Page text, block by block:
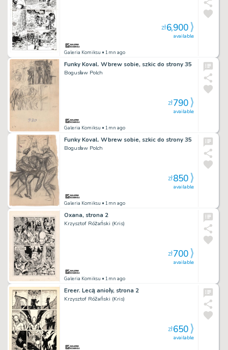
Galeria Komiksu • 1mn ago
available
zł6,900
Funky Koval. Wbrew sobie, szkic do strony 35
Bogusław Polch
Galeria Komiksu • 1mn ago
available
zł790
Funky Koval. Wbrew sobie, szkic do strony 35
Bogusław Polch
Galeria Komiksu • 1mn ago
available
zł850
Oxana, strona 2
Krzysztof Różański (Kris)
Galeria Komiksu • 1mn ago
available
zł700
Ereer. Lecą anioły, strona 2
Krzysztof Różański (Kris)
available
zł650